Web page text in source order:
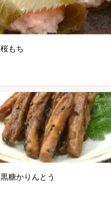
桜もち
黒糖かりんとう